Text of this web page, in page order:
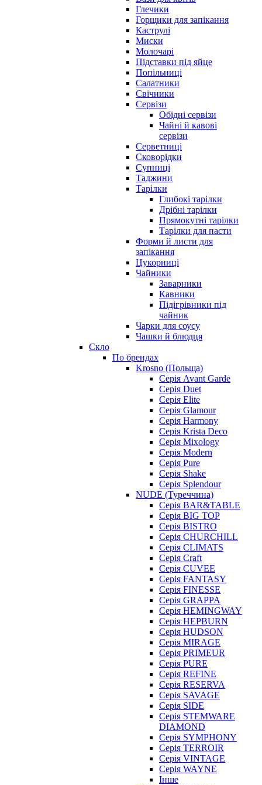
Глечики
Горщики для запікання
Каструлі
Миски
Молочарі
Підставки під яйце
Попільниці
Салатники
Свічники
Сервізи
Обідні сервізи
Чайні й кавові
сервізи
Серветниці
Сковорідки
Супниці
Таджини
Тарілки
Глибокі тарілки
Дрібні тарілки
Прямокутні тарілки
Тарілки для пасти
Форми й листи для
запікання
Цукорниці
Чайники
Заварники
Кавники
Підігрівники під
чайник
Чарки для соусу
Чашки й блюдця
Скло
По брендах
Krosno (Польща)
Серія Avant Garde
Серія Duet
Серія Elite
Серія Glamour
Серія Harmony
Серія Krista Deco
Серія Mixology
Серія Modern
Серія Pure
Серія Shake
Серія Splendour
NUDE (Туреччина)
Серія BAR&TABLE
Серія BIG TOP
Серія BISTRO
Серія CHURCHILL
Серія CLIMATS
Серія Craft
Серія CUVEE
Серія FANTASY
Серія FINESSE
Серія GRAPPA
Серія HEMINGWAY
Серія HEPBURN
Серія HUDSON
Серія MIRAGE
Серія PRIMEUR
Серія PURE
Серія REFINE
Серія RESERVA
Серія SAVAGE
Серія SIDE
Серія STEMWARE
DIAMOND
Серія SYMPHONY
Серія TERROIR
Серія VINTAGE
Серія WAYNE
Інше